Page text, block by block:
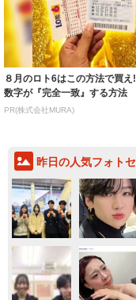
８月のロト6はこの方法で買
数字が『完全一致』する方法
PR(株式会社MURA)
昨日の人気フォト